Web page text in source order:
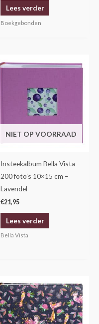
Lees verder
Boekgebonden
NIET OP VOORRAAD
Insteekalbum Bella Vista –
200 foto’s 10×15 cm –
Lavendel
€21,95
Lees verder
Bella Vista